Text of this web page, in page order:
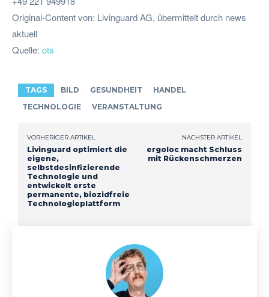
Original-Content von: Livinguard AG, übermittelt durch news
aktuell
Quelle: ots
TAGS BILD GESUNDHEIT
HANDEL
TECHNOLOGIE
VERANSTALTUNG
VORHERIGER ARTIKEL
Livinguard optimiert die
eigene,
selbstdesinfizierende
Technologie und
entwickelt erste
permanente, biozidfreie
Technologieplattform
NÄCHSTER ARTIKEL
ergoloc macht Schluss
mit Rückenschmerzen